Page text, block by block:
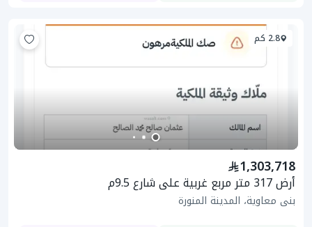
2.8 كم
1,303,718
أرض 317 متر مربع غربية على شارع 9.5م
بنى معاوية، المدينة المنورة